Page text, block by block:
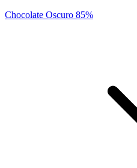
Chocolate Oscuro 85%